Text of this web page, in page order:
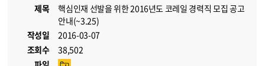
제목
핵심인재 선발을 위한 2016년도 코레일 경력직 모집 공고
안내(~3.25)
작성일
2016-03-07
조회수
38,502